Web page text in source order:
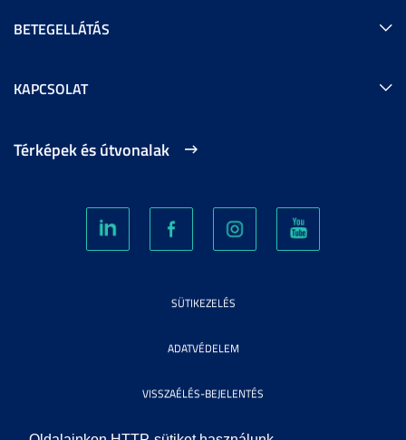
BETEGELLÁTÁS
KAPCSOLAT
Térképek és útvonalak
SÜTIKEZELÉS
ADATVÉDELEM
VISSZAÉLÉS-BEJELENTÉS